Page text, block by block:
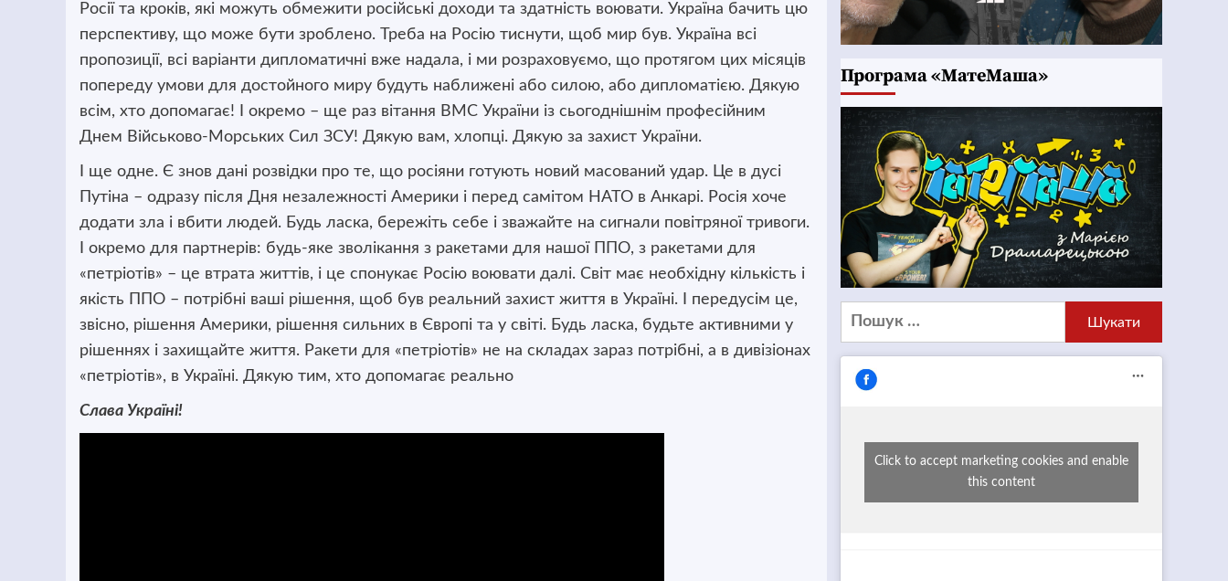
Росії та кроків, які можуть обмежити російські доходи та здатність воювати. Україна бачить цю
перспективу, що може бути зроблено. Треба на Росію тиснути, щоб мир був. Україна всі
пропозиції, всі варіанти дипломатичні вже надала, і ми розраховуємо, що протягом цих місяців
попереду умови для достойного миру будуть наближені або силою, або дипломатією. Дякую
всім, хто допомагає! І окремо – ще раз вітання ВМС України із сьогоднішнім професійним
Днем Військово-Морських Сил ЗСУ! Дякую вам, хлопці. Дякую за захист України.
І ще одне. Є знов дані розвідки про те, що росіяни готують новий масований удар. Це в дусі
Путіна – одразу після Дня незалежності Америки і перед самітом НАТО в Анкарі. Росія хоче
додати зла і вбити людей. Будь ласка, бережіть себе і зважайте на сигнали повітряної тривоги.
І окремо для партнерів: будь-яке зволікання з ракетами для нашої ППО, з ракетами для
«петріотів» – це втрата життів, і це спонукає Росію воювати далі. Світ має необхідну кількість і
якість ППО – потрібні ваші рішення, щоб був реальний захист життя в Україні. І передусім це,
звісно, рішення Америки, рішення сильних в Європі та у світі. Будь ласка, будьте активними у
рішеннях і захищайте життя. Ракети для «петріотів» не на складах зараз потрібні, а в дивізіонах
«петріотів», в Україні. Дякую тим, хто допомагає реально
Слава Україні!
Програма «МатеМаша»
Пошук:
Click to accept marketing cookies and enable
this content